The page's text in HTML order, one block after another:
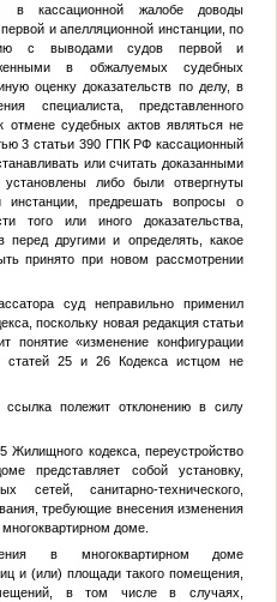
в кассационной жалобе доводы
и апелляционной инстанции, по
с выводами судов первой и
в обжалуемых судебных
оценку доказательств по делу, в
специалиста, представленного
отмене судебных актов являться не
3 статьи 390 ГПК РФ кассационный
или считать доказанными
либо были отвергнуты
инстанции, предрешать вопросы о
того или иного доказательства,
перед другими и определять, какое
принято при новом рассмотрении
суд неправильно применил
поскольку новая редакция статьи
понятие «изменение конфигурации
статей 25 и 26 Кодекса истцом не
полежит отклонению в силу
Жилищного кодекса, переустройство
представляет собой установку,
санитарно-технического,
требующие внесения изменения
доме.
в многоквартирном доме
и (или) площади такого помещения,
в том числе в случаях,